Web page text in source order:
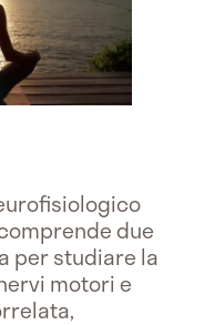
due
per studiare la
motori e